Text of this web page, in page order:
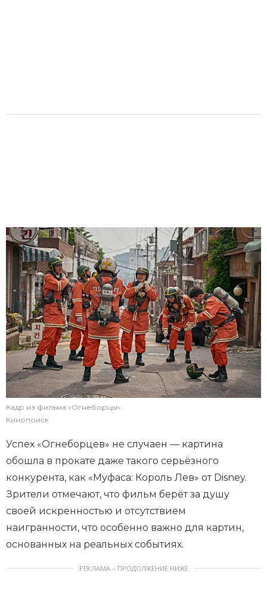
Кадр из фильма «Огнеборцы»
Кинопоиск
Успех «Огнеборцев» не случаен — картина
обошла в прокате даже такого серьёзного
конкурента, как «Муфаса: Король Лев» от Disney.
Зрители отмечают, что фильм берёт за душу
своей искренностью и отсутствием
наигранности, что особенно важно для картин,
основанных на реальных событиях.
РЕКЛАМА – ПРОДОЛЖЕНИЕ НИЖЕ